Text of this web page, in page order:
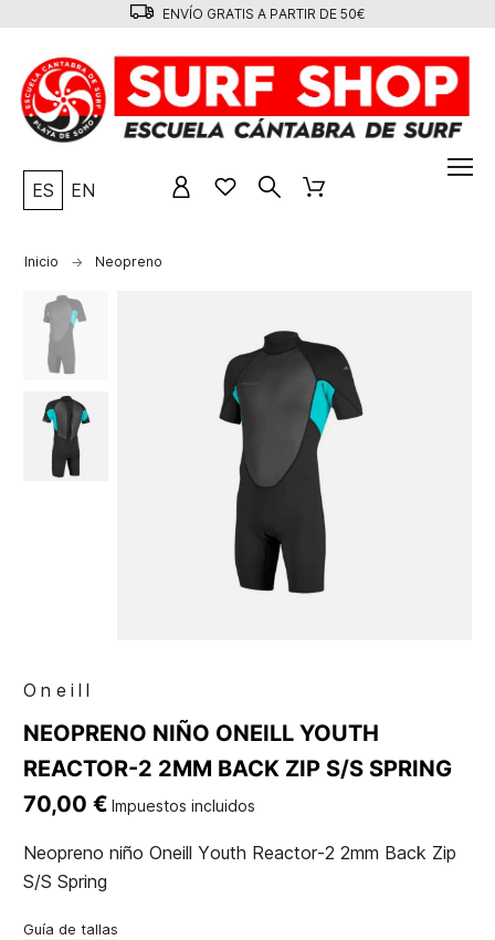
ENVÍO GRATIS A PARTIR DE 50€
ES EN
Inicio Neopreno
Oneill
NEOPRENO NIÑO ONEILL YOUTH
REACTOR-2 2MM BACK ZIP S/S SPRING
70,00 € Impuestos incluidos
Neopreno niño Oneill Youth Reactor-2 2mm Back Zip
S/S Spring
Guía de tallas